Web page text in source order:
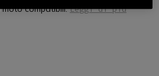
moto compatibili.Leggi di più